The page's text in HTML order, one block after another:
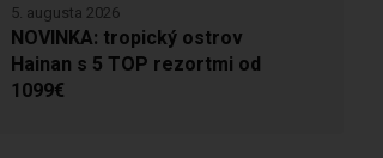
NOVINKA: tropický ostrov
Hainan s 5 TOP rezortmi od
1099€
5. augusta 2026